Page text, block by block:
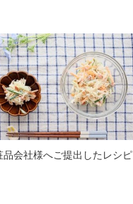
品会社様へご提出したレシピ